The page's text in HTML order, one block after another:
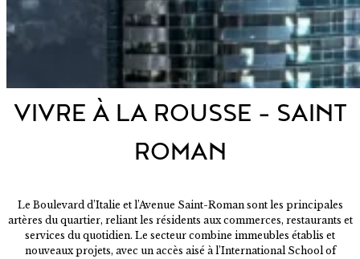
VIVRE À LA ROUSSE – SAINT
ROMAN
Le Boulevard d’Italie et l’Avenue Saint-Roman sont les principales
artères du quartier, reliant les résidents aux commerces, restaurants et
services du quotidien. Le secteur combine immeubles établis et
nouveaux projets, avec un accès aisé à l’International School of